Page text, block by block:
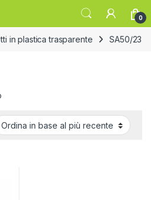
0
in plastica trasparente SA50/23